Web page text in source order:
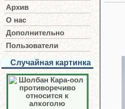
Архив
О нас
Дополнительно
Пользователи
Случайная картинка